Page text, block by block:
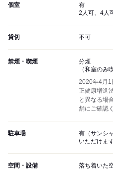
個室
有
2人可、4人
貸切 不可
禁煙・喫煙
分煙
（和室のみ
2020年4月1
正健康増進
と異なる場
舗にご確認
駐車場
有（サンシ
いただけま
空間・設備 落ち着いた